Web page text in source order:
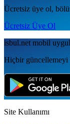
Ücretsiz üye ol,
Ücretsiz Üye Ol
isbul.netmobil
Hiçbir güncellemeyi
Site Kullanımı